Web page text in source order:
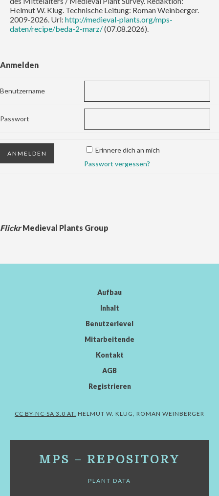
Helmut W. Klug. Technische Leitung: Roman Weinberger.
2009-2026. Url: http://medieval-plants.org/mps-
daten/recipe/beda-2-marz/(07.08.2026).
Anmelden
Benutzername
Passwort
Erinnere dich an mich
Passwort vergessen?
FlickrMedieval Plants Group
Aufbau
Inhalt
Benutzerlevel
Mitarbeitende
Kontakt
AGB
Registrieren
CC BY-NC-SA 3.0 AT: HELMUT W. KLUG, ROMAN WEINBERGER
MPS – REPOSITORY
PLANT DATA